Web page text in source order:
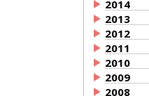
2014
2013
2012
2011
2010
2009
2008